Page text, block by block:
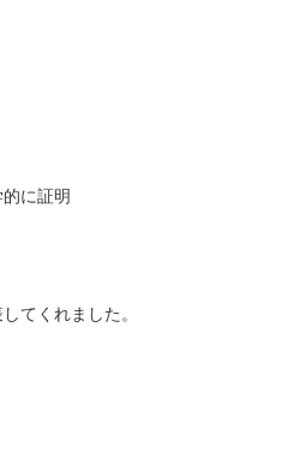
に証明
てくれました。